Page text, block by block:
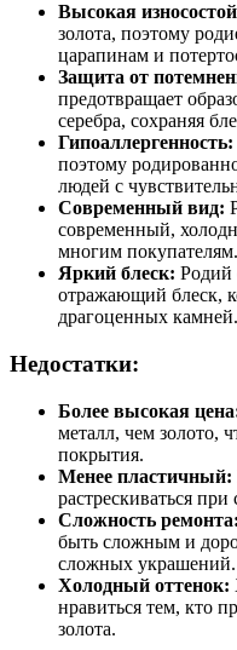
Высокая
золота, поэтому
царапинам и
Защита от
предотвращает
серебра, сохраняя
Гипоаллергенность:
поэтому
людей с
Современный вид:
современный,
многим покупателям.
Яркий блеск: Родий
отражающий блеск,
драгоценных камней.
Недостатки:
Более высокая
металл, чем золото,
покрытия.
Менее пластичный:
растрескиваться
Сложность ремонта:
быть сложным и
сложных украшений.
Холодный оттенок:
нравиться тем, кто
золота.